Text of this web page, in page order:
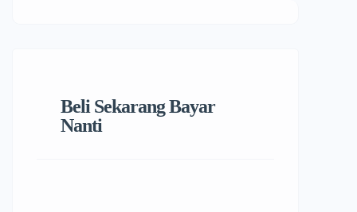
Beli Sekarang Bayar
Nanti